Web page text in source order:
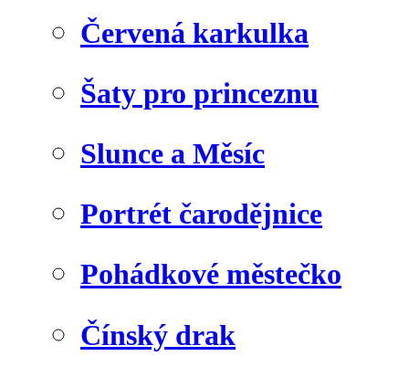
Červená karkulka
Šaty pro princeznu
Slunce a Měsíc
Portrét čarodějnice
Pohádkové městečko
Čínský drak